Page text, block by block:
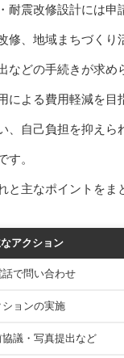
震改修設計には申
修、地域まちづく
などの手続きが求め
による費用軽減を
自己負担を抑え
す。
主なポイントをま
アクション
で問い合わせ
ョンの実施
議・写真提出など